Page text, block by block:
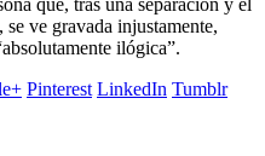
ve gravada injustamente,
ilógica”.
Pinterest LinkedIn Tumblr